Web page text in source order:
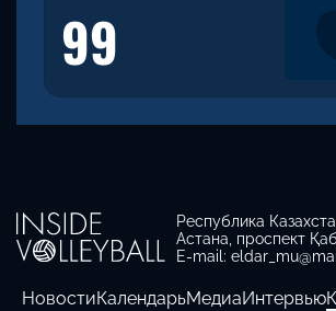
99
Республика
Астана, проспект
E-mail:
НовостиКалендарьМедиаИнтервью